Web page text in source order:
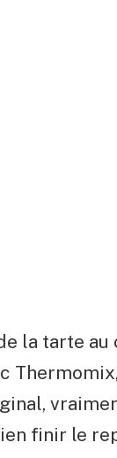
la tarte au
finir le